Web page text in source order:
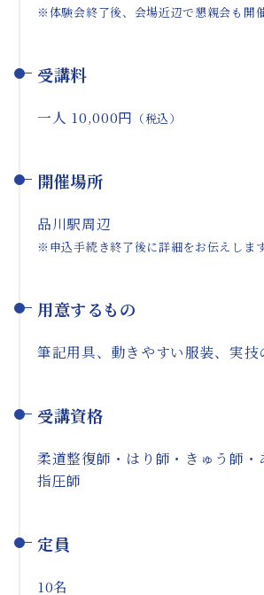
※体験会終了後、会場近辺で懇親会も開
受講料
一人 10,000円 （税込）
開催場所
品川駅周辺
※申込手続き終了後に詳細をお伝えしま
用意するもの
筆記用具、動きやすい服装、実技
受講資格
柔道整復師・はり師・きゅう師・
指圧師
定員
10名